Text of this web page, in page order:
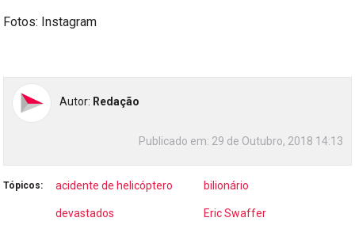
Fotos: Instagram
Autor: Redação
Publicado em: 29 de Outubro, 2018 14:13
Tópicos: acidente de helicóptero bilionário
devastados Eric Swaffer